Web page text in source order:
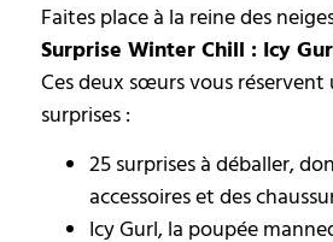
Faites place à la reine des
Surprise Winter Chill : Icy
Ces deux sœurs vous réservent
surprises :
25 surprises à déballer,
accessoires et des
Icy Gurl, la poupée